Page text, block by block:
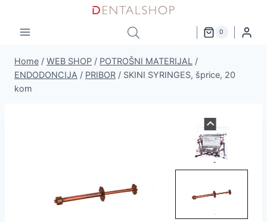
content
0
Home / WEB SHOP / POTROŠNI MATERIJAL /
ENDODONCIJA / PRIBOR / SKINI SYRINGES, šprice, 20
kom